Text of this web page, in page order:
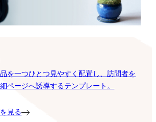
を一つひとつ見やすく配置し、訪問者を
ページへ誘導するテンプレート。
見る